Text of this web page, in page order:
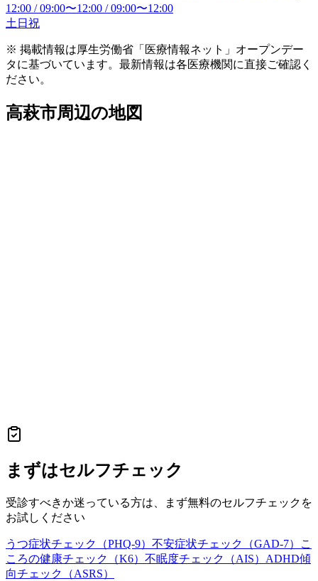
12:00 /09:00〜12:00 /09:00〜12:00
土日祝
※ 掲載情報は厚生労働省「医療情報ネット」オープンデー
タに基づいています。最新情報は各医療機関に直接ご確認く
ださい。
高萩市周辺の地図
まずはセルフチェック
受診すべきか迷っている方は、まず無料のセルフチェックを
お試しください
うつ症状チェック（PHQ-9） 不安症状チェック（GAD-7）
こ
ころの健康チェック（K6） 不眠度チェック（AIS） ADHD傾
向チェック（ASRS）